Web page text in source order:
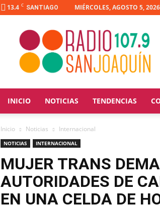
13.4 C SANTIAGO MIÉRCOLES, AGOSTO 5, 2026
Radio
Joaquín
INICIO NOTICIAS TENDENCIAS
Inicio Noticias Internacional
NOTICIAS INTERNACIONAL
MUJER TRANS
AUTORIDADES DE
EN UNA CELDA DE